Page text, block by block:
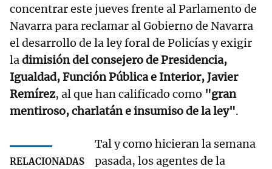
concentrar este jueves frente al Parlamento de
Navarra para reclamar al Gobierno de Navarra
el desarrollo de la ley foral de Policías y exigir
ladimisión del consejero de Presidencia,
Igualdad, Función Pública e Interior, Javier
Remírez, al que han calificado como "gran
mentiroso, charlatán e insumiso de la ley".
RELACIONADAS
Tal y como hicieran la semana
pasada, los agentes de la